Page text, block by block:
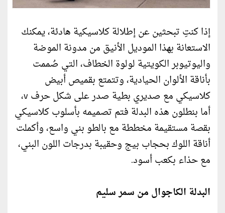
إذا كنتِ تبحثين عن إطلالة كلاسيكية هادئة، يمكنك
الاستعانة بهذا الموديل الأنيق من مدونة الموضة
واليوتيوبر الكويتية لولوة الخطاف، التي صُممت
بأناقة الألوان الحيادية، وتتمتع بقميص أبيض
كلاسيكي مع صديري بطية صدر على شكل حرف v،
أما بنطلون هذه البدلة فتم تصميمه بأسلوب كلاسيكي
بقصة مستقيمة مخططة مع بالطو بني واسع، وأكملت
أناقة اللوك بحجاب بيج وحقيبة بدرجات اللون البني،
مع حذاء بكعب أسود.
البدلة الكاجوال من سمر سليم